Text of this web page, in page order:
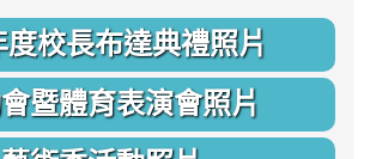
度校長布達典禮照片
暨體育表演會照片